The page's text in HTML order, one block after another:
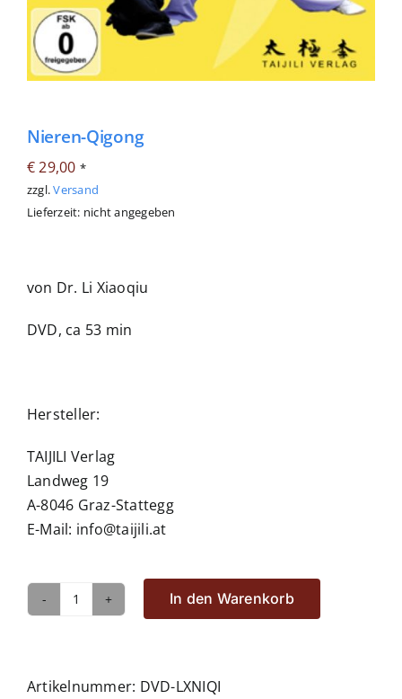
Nieren-Qigong
€29,00 *
zzgl.Versand
Lieferzeit: nicht angegeben
von Dr. Li Xiaoqiu
DVD, ca 53 min
Hersteller:
TAIJILI Verlag
Landweg 19
A-8046 Graz-Stattegg
E-Mail: info@taijili.at
Nieren-
In den Warenkorb
Artikelnummer: DVD-LXNIQI